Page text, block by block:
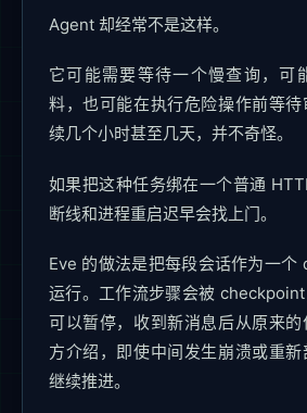
Agent 却经常不是这样。
它可能需要等待一个慢查询，可
料，也可能在执行危险操作前等
续几个小时甚至几天，并不奇怪。
如果把这种任务绑在一个普通
断线和进程重启迟早会找上门。
Eve 的做法是把每段会话作为一
运行。工作流步骤会被
可以暂停，收到新消息后从原来
方介绍，即使中间发生崩溃或重
继续推进。